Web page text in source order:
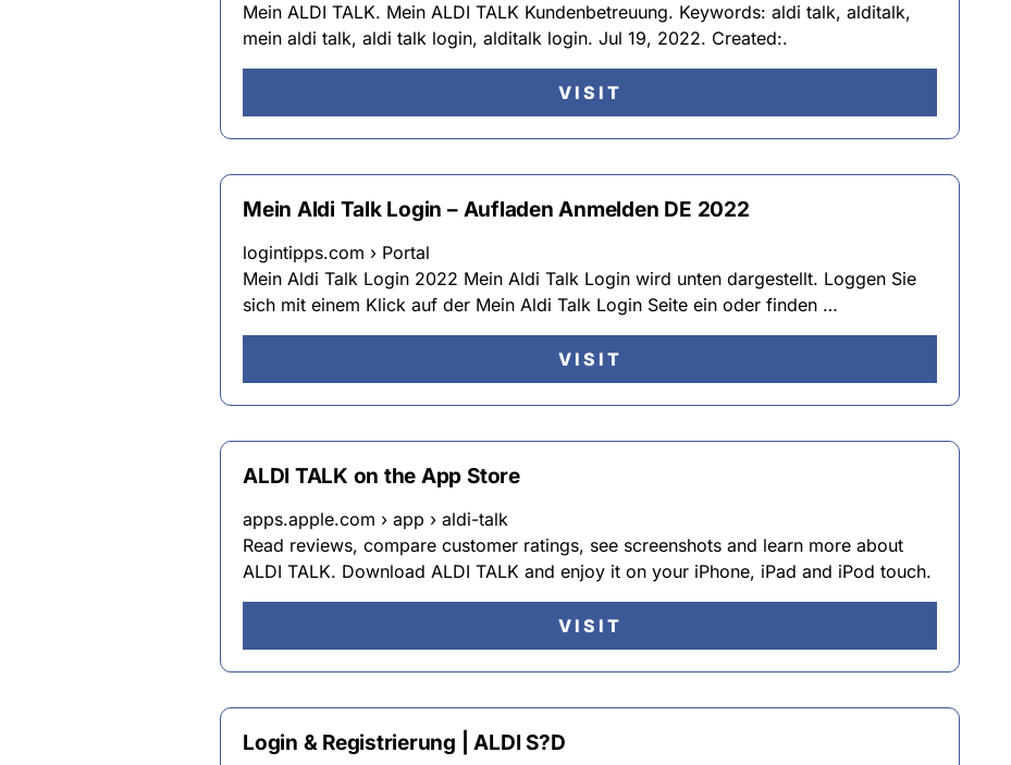
Mein ALDI TALK. Mein ALDI TALK Kundenbetreuung. Keywords: aldi talk, alditalk,
mein aldi talk, aldi talk login, alditalk login. Jul 19, 2022. Created:.
VISIT
Mein Aldi Talk Login – Aufladen Anmelden DE 2022
logintipps.com › Portal
Mein Aldi Talk Login 2022 Mein Aldi Talk Login wird unten dargestellt. Loggen Sie
sich mit einem Klick auf der Mein Aldi Talk Login Seite ein oder finden …
VISIT
ALDI TALK on the App Store
apps.apple.com › app › aldi-talk
Read reviews, compare customer ratings, see screenshots and learn more about
ALDI TALK. Download ALDI TALK and enjoy it on your iPhone, iPad and iPod touch.
VISIT
Login & Registrierung | ALDI S?D